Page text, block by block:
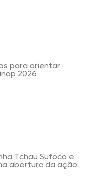
para orientar
2026
Tchau Sufoco e
abertura da ação